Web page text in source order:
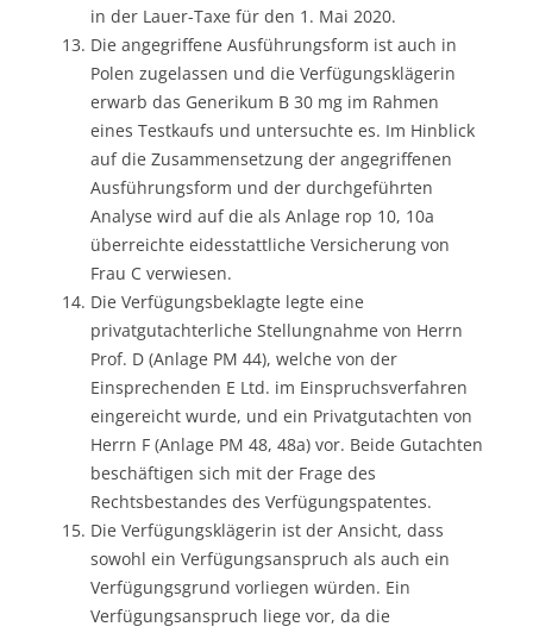
in der Lauer-Taxe für den 1. Mai 2020.
Die angegriffene Ausführungsform ist auch in
Polen zugelassen und die Verfügungsklägerin
erwarb das Generikum B 30 mg im Rahmen
eines Testkaufs und untersuchte es. Im Hinblick
auf die Zusammensetzung der angegriffenen
Ausführungsform und der durchgeführten
Analyse wird auf die als Anlage rop 10, 10a
überreichte eidesstattliche Versicherung von
Frau C verwiesen.
Die Verfügungsbeklagte legte eine
privatgutachterliche Stellungnahme von Herrn
Prof. D (Anlage PM 44), welche von der
Einsprechenden E Ltd. im Einspruchsverfahren
eingereicht wurde, und ein Privatgutachten von
Herrn F (Anlage PM 48, 48a) vor. Beide Gutachten
beschäftigen sich mit der Frage des
Rechtsbestandes des Verfügungspatentes.
Die Verfügungsklägerin ist der Ansicht, dass
sowohl ein Verfügungsanspruch als auch ein
Verfügungsgrund vorliegen würden. Ein
Verfügungsanspruch liege vor, da die